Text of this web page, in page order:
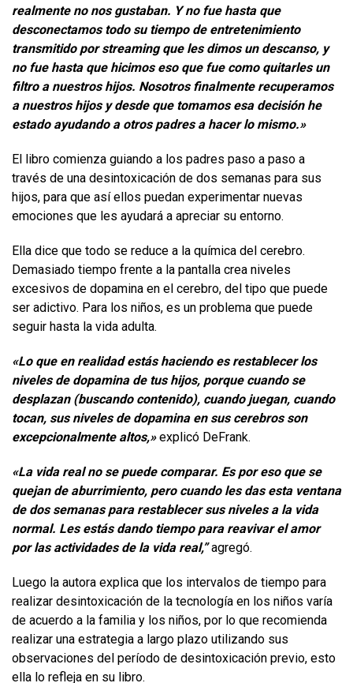
realmente no nos gustaban. Y no fue hasta que
desconectamos todo su tiempo de entretenimiento
transmitido por streaming que les dimos un descanso, y
no fue hasta que hicimos eso que fue como quitarles un
filtro a nuestros hijos. Nosotros finalmente recuperamos
a nuestros hijos y desde que tomamos esa decisión he
estado ayudando a otros padres a hacer lo mismo.»
El libro comienza guiando a los padres paso a paso a
través de una desintoxicación de dos semanas para sus
hijos, para que así ellos puedan experimentar nuevas
emociones que les ayudará a apreciar su entorno.
Ella dice que todo se reduce a la química del cerebro.
Demasiado tiempo frente a la pantalla crea niveles
excesivos de dopamina en el cerebro, del tipo que puede
ser adictivo. Para los niños, es un problema que puede
seguir hasta la vida adulta.
«Lo que en realidad estás haciendo es restablecer los
niveles de dopamina de tus hijos, porque cuando se
desplazan (buscando contenido), cuando juegan, cuando
tocan, sus niveles de dopamina en sus cerebros son
excepcionalmente altos,»explicó DeFrank.
«La vida real no se puede comparar. Es por eso que se
quejan de aburrimiento, pero cuando les das esta ventana
de dos semanas para restablecer sus niveles a la vida
normal. Les estás dando tiempo para reavivar el amor
por las actividades de la vida real,”agregó.
Luego la autora explica que los intervalos de tiempo para
realizar desintoxicación de la tecnología en los niños varía
de acuerdo a la familia y los niños, por lo que recomienda
realizar una estrategia a largo plazo utilizando sus
observaciones del período de desintoxicación previo, esto
ella lo refleja en su libro.